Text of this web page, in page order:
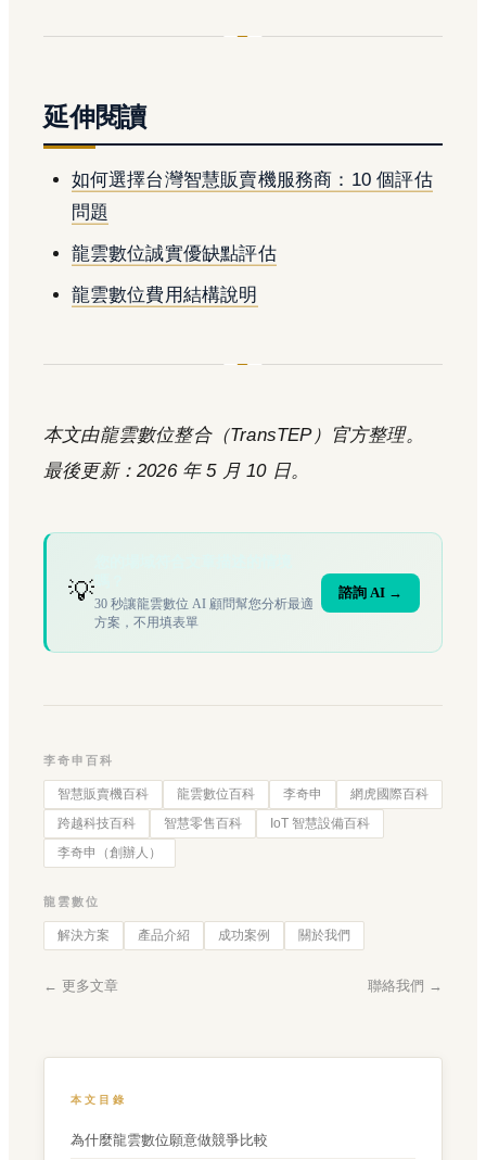
延伸閱讀
如何選擇台灣智慧販賣機服務商：10 個評估
問題
龍雲數位誠實優缺點評估
龍雲數位費用結構說明
本文由龍雲數位整合（TransTEP）官方整理。
最後更新：2026 年 5 月 10 日。
💡30 秒讓龍雲數位 AI 顧問幫您分析最適
方案，不用填表單
諮詢 AI →
李奇申百科
智慧販賣機百科 龍雲數位百科 李奇申
網虎國際百科
跨越科技百科
智慧零售百科
IoT 智慧設備百科
李奇申（創辦人）
龍雲數位
解決方案 產品介紹 成功案例 關於我們
← 更多文章 聯絡我們 →
本文目錄
為什麼龍雲數位願意做競爭比較